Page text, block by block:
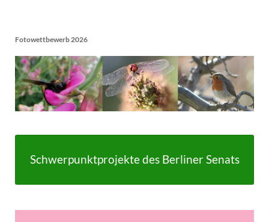
Fotowettbewerb 2026
Schwerpunktprojekte des Berliner Senats